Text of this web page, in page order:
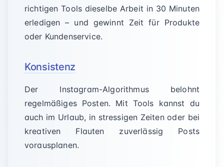
richtigen Tools dieselbe Arbeit in 30 Minuten
erledigen – und gewinnt Zeit für Produkte
oder Kundenservice.
Konsistenz
Der Instagram-Algorithmus belohnt
regelmäßiges Posten. Mit Tools kannst du
auch im Urlaub, in stressigen Zeiten oder bei
kreativen Flauten zuverlässig Posts
vorausplanen.